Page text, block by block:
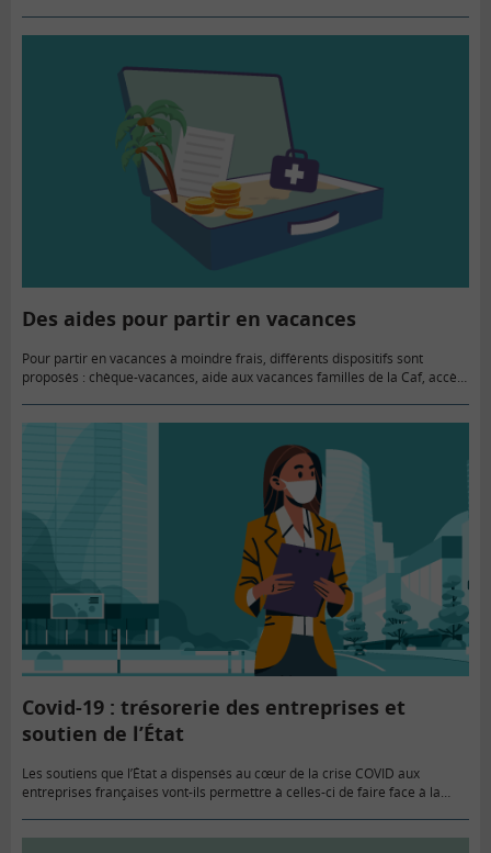
Des aides pour partir en vacances
Pour partir en vacances à moindre frais, différents dispositifs sont
proposés : chèque-vacances, aide aux vacances familles de la Caf, accès
Covid-19 : trésorerie des entreprises et
soutien de l’État
Les soutiens que l’État a dispensés au cœur de la crise COVID aux
entreprises françaises vont-ils permettre à celles-ci de faire face à la